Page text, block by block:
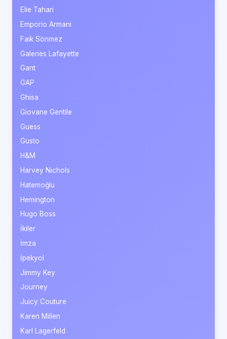
Elie Tahari
Emporio Armani
Faik Sönmez
Galeries Lafayette
Gant
GAP
Ghisa
Giovane Gentile
Guess
Gusto
H&M
Harvey Nichols
Hatemoğlu
Hemington
Hugo Boss
İkiler
İmza
İpekyol
Jimmy Key
Journey
Juicy Couture
Karen Millen
Karl Lagerfeld